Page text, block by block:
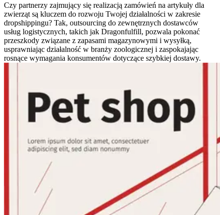
Czy partnerzy zajmujący się realizacją zamówień na artykuły dla
zwierząt są kluczem do rozwoju Twojej działalności w zakresie
dropshippingu? Tak, outsourcing do zewnętrznych dostawców
usług logistycznych, takich jak Dragonfulfill, pozwala pokonać
przeszkody związane z zapasami magazynowymi i wysyłką,
usprawniając działalność w branży zoologicznej i zaspokajając
rosnące wymagania konsumentów dotyczące szybkiej dostawy.